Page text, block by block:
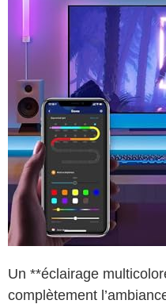
Un **éclairage
complètement